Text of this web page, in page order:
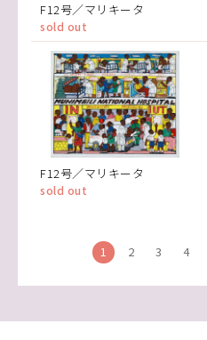
F12号／マリキータ
sold out
F12号／マリキータ
sold out
1 2 3 4